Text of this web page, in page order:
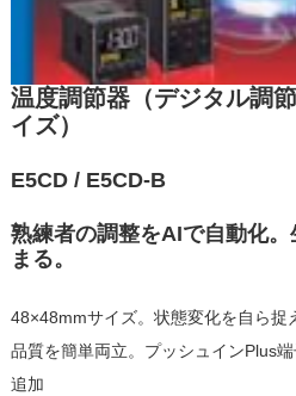
温度調節器（デジタル調
イズ）
E5CD / E5CD-B
熟練者の調整をAIで自動化
まる。
48×48mmサイズ。状態変化を自ら捉
品質を簡単両立。プッシュインPlus
追加